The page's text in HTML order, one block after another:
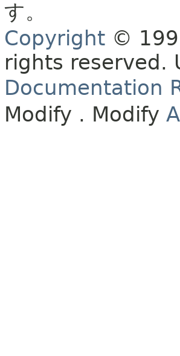
す。
Copyright ©
rights reserved.
Documentation
Modify . Modify